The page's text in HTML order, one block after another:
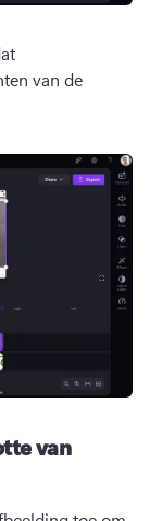
van de
van